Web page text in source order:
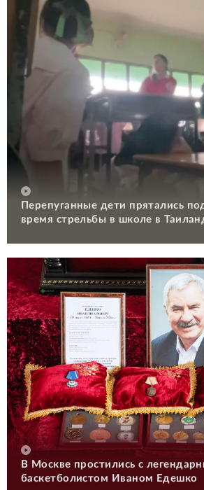
Перепуганные дети прятались
время стрельбы в школе в
В Москве простились с
баскетболистом Иваном Едешко